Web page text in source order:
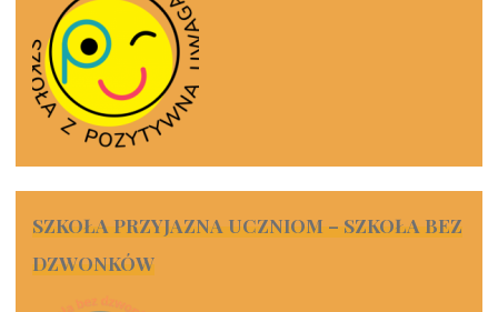
SZKOŁA PRZYJAZNA UCZNIOM – SZKOŁA BEZ
DZWONKÓW